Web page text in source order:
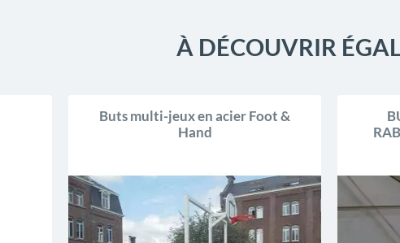
À DÉCOUVRIR
Buts multi-jeux en acier Foot &
Hand